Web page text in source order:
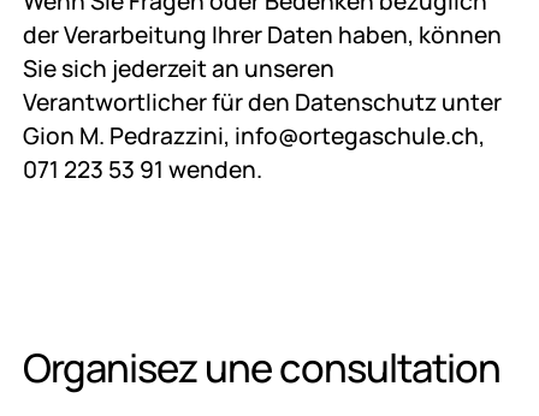
der Verarbeitung Ihrer Daten haben, können
Sie sich jederzeit an unseren
Verantwortlicher für den Datenschutz unter
Gion M. Pedrazzini, info@ortegaschule.ch,
071 223 53 91 wenden.
Organisez une consultation